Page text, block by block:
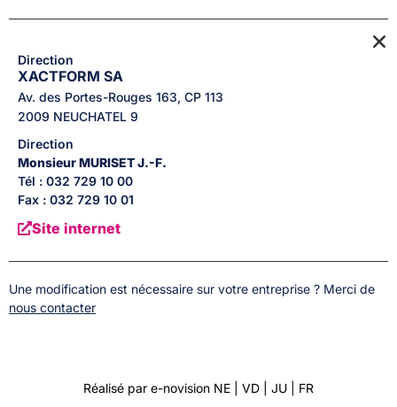
Direction
XACTFORM SA
Av. des Portes-Rouges 163, CP 113
2009 NEUCHATEL 9
Direction
MonsieurMURISETJ.-F.
Tél : 032 729 10 00
Fax : 032 729 10 01
Site internet
Une modification est nécessaire sur votre entreprise ? Merci de
nous contacter
Réalisé par e-novision NE | VD | JU | FR